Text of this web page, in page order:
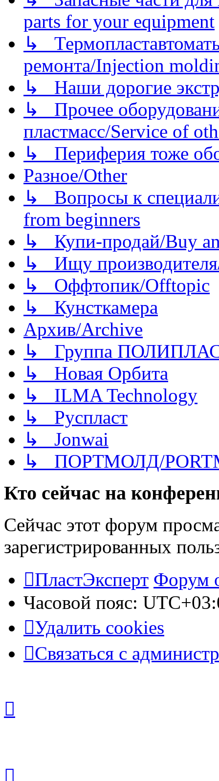
parts for your equipment
↳
ремонта/Injection
↳ Наши дорогие
↳ Прочее
пластмасс/Service of
↳ Периферия тоже
Разное/Other
↳ Вопросы к
from beginners
↳ Купи-продай/Buy
↳ Ищу
↳ Оффтопик/Offtopic
↳ Кунсткамера
Архив/Archive
↳ Группа
↳ Новая Орбита
↳ ILMA Technology
↳ Руспласт
↳ Jonwai
↳ ПОРТМОЛД/
Кто сейчас на
Сейчас этот форум
зарегистрированных
ПластЭксперт Форум
Часовой пояс:
Удалить cookies
Связаться с